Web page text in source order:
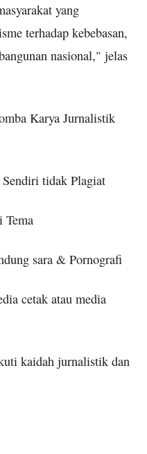
yang
terhadap kebebasan,
nasional," jelas
Karya Jurnalistik
tidak Plagiat
Tema
sara & Pornografi
cetak atau media
kaidah jurnalistik dan